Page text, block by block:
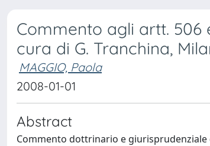
Commento agli artt. 506
cura di G. Tranchina,
MAGGIO, Paola
2008-01-01
Abstract
Commento dottrinario e giurisprudenziale